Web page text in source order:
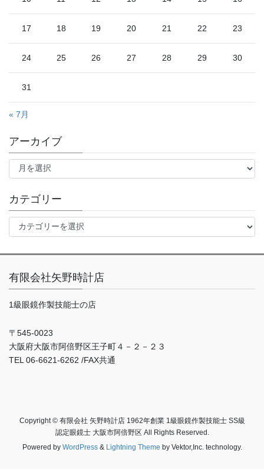
17 18 19 20 21 22 23
24 25 26 27 28 29 30
31
« 7月
アーカイブ
ア
イ
カテゴリー
テ
ー
有限会社矢野時計店
1級眼鏡作製技能士の店
〒545-0023
大阪府大阪市阿倍野区王子町４－２－２３
TEL 06-6621-6262 /FAX共通
Copyright © 有限会社 矢野時計店 1962年創業 1級眼鏡作製技能士 SS級
認定眼鏡士 大阪市阿倍野区 All Rights Reserved.
Powered by WordPress& Lightning Theme by Vektor,Inc. technology.